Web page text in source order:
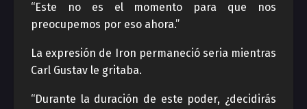
“Este no es el momento para que nos
preocupemos por eso ahora.”
La expresión de Iron permaneció seria mientras
Carl Gustav le gritaba.
“Durante la duración de este poder, ¿decidirás